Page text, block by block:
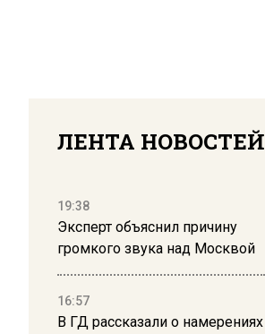
ЛЕНТА НОВОСТЕЙ
19:38
Эксперт объяснил причину
громкого звука над Москвой
16:57
В ГД рассказали о намерениях